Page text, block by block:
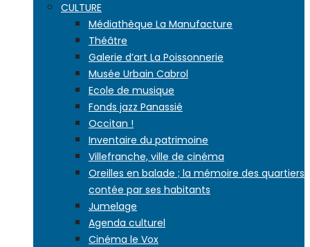
CULTURE
Médiathèque La Manufacture
Théâtre
Galerie d’art La Poissonnerie
Musée Urbain Cabrol
Ecole de musique
Fonds jazz Panassié
Occitan !
Inventaire du patrimoine
Villefranche, ville de cinéma
Oreilles en balade ; la mémoire des quartiers
contée par ses habitants
Jumelage
Agenda culturel
Cinéma le Vox